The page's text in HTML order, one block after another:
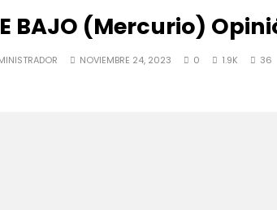
BAJO (Mercurio)
NOVIEMBRE 24, 2023 0 1.9K 36